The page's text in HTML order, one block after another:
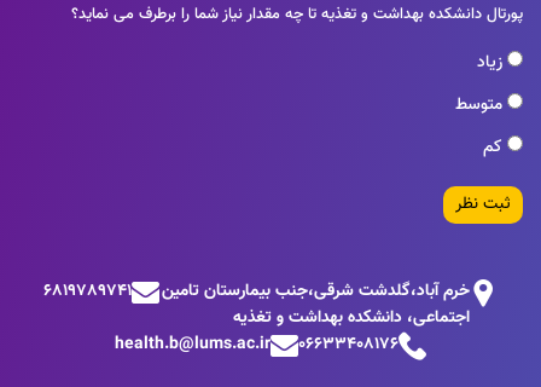
پورتال دانشکده بهداشت و تغذیه تا چه مقدار نیاز شما را برطرف می نماید؟
زیاد
متوسط
کم
ثبت نظر
خرم آباد،گلدشت شرقی،جنب بيمارستان تامين
اجتماعی، دانشکده بهداشت و تغذیه
6819789741
06633408176
health.b@lums.ac.ir